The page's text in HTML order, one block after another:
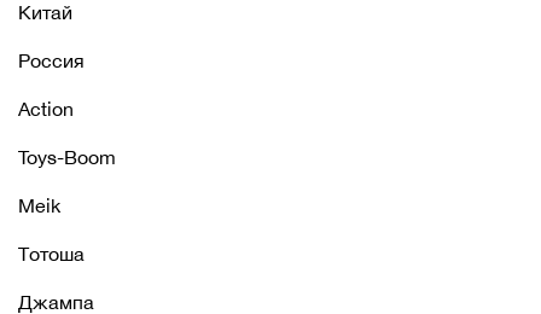
Китай
Россия
Action
Toys-Boom
Meik
Тотоша
Джампа